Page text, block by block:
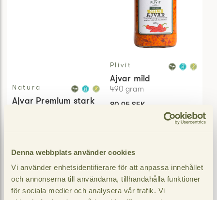
Denna webbplats använder cookies
Vi använder enhetsidentifierare för att anpassa innehållet
och annonserna till användarna, tillhandahålla funktioner
för sociala medier och analysera vår trafik. Vi
Natura
Ajvar Premium stark
VARUKORGEN
Plivit
Ajvar mild
490 gram
80,95 SEK
165,20 / kg
VARUKORGEN